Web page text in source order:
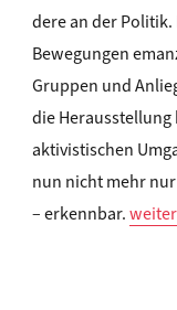
dere an der
Bewegungen
Gruppen und
die
aktivistischen
nun nicht mehr
– erkennbar.